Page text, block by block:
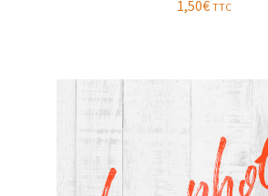
1,50€ TTC